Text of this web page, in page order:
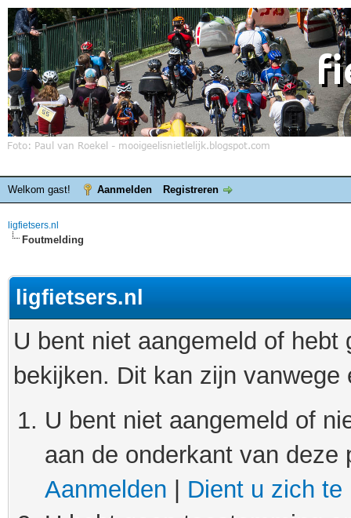
Welkom gast! Aanmelden Registreren
ligfietsers.nl
Foutmelding
ligfietsers.nl
U bent niet aangemeld of
bekijken. Dit kan zijn
U bent niet aangemeld of
aan de onderkant van
Aanmelden
Dient u zich te